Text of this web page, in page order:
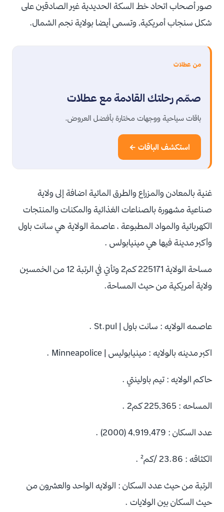
صور أصحاب اتحاد خط السكة الحديدية غير الصادقين على
شكل سنجاب أمريكية, وتسمى أيضا بولاية نجم الشمال.
من عطلات
صمّم رحلتك القادمة مع عطلات
باقات سياحية ووجهات مختارة بأفضل العروض.
استكشف الباقات ←
غنية بالمعادن والمزراع والطرق المائية اضافة إلى ولاية
صناعية مشهورة بالصناعات الغذائية والمكنات والمنتجات
الكهربائية والمواد المطبوعة ، عاصمة الولاية هي سانت باول
وأكبر مدينة فيها هي مينيابولس .
مساحة الولاية 225171 كم2 وتأتي في الرتبة 12 من الخمسين
ولاية أمريكية من حيث المساحة.
عاصمه الولايه : سانت باول | St.pul .
اكبر مدينه بالولايه : مينيابوليس | Minneapolice .
حاكم الولايه : تيم باولينتي .
المساحه : 225,365 كم2 .
عدد السكان : 4,919,479 (2000) .
الكثاقه : 23.86 /كم² .
الرتبة من حيث عدد السكان : الولايه الواحد والعشرون من
حيث السكان بين الولايات .